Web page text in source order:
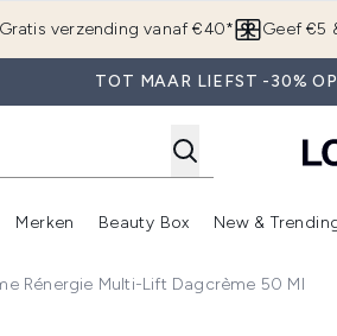
Gratis verzending vanaf €40* Geef €5
TOT MAAR LIEFST -30%
Enter submenu (Zomer)Enter submenu (Sale)
Merken
Enter submenu (Merken)
Beauty Box New &
Rénergie Multi-Lift Dagcrème 50 Ml